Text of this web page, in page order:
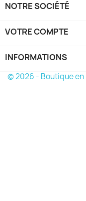
NOTRE SOCIÉTÉ
VOTRE COMPTE
INFORMATIONS
© 2026 - Boutique en